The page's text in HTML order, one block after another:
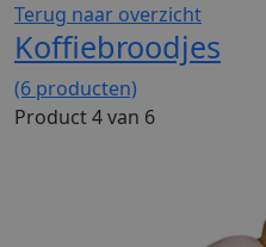
Terug naar overzicht
Koffiebroodjes
(6 producten)
Product 4 van 6